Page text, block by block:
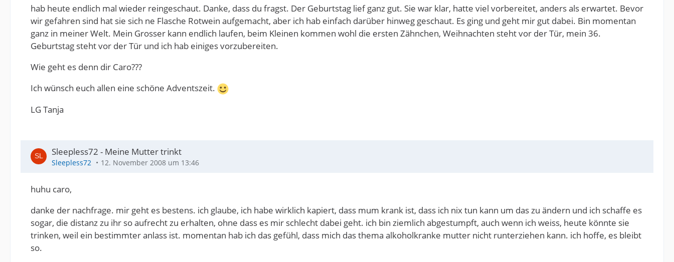
hab heute endlich mal wieder reingeschaut. Danke, dass du fragst. Der Geburtstag lief ganz gut. Sie war klar, hatte viel vorbereitet, anders als erwartet. Bevor
wir gefahren sind hat sie sich ne Flasche Rotwein aufgemacht, aber ich hab einfach darüber hinweg geschaut. Es ging und geht mir gut dabei. Bin momentan
ganz in meiner Welt. Mein Grosser kann endlich laufen, beim Kleinen kommen wohl die ersten Zähnchen, Weihnachten steht vor der Tür, mein 36.
Geburtstag steht vor der Tür und ich hab einiges vorzubereiten.
Wie geht es denn dir Caro???
Ich wünsch euch allen eine schöne Adventszeit.
LG Tanja
Sleepless72 - Meine Mutter trinkt
Sleepless72 12. November 2008 um 13:46
huhu caro,
danke der nachfrage. mir geht es bestens. ich glaube, ich habe wirklich kapiert, dass mum krank ist, dass ich nix tun kann um das zu ändern und ich schaffe es
sogar, die distanz zu ihr so aufrecht zu erhalten, ohne dass es mir schlecht dabei geht. ich bin ziemlich abgestumpft, auch wenn ich weiss, heute könnte sie
trinken, weil ein bestimmter anlass ist. momentan hab ich das gefühl, dass mich das thema alkoholkranke mutter nicht runterziehen kann. ich hoffe, es bleibt
so.